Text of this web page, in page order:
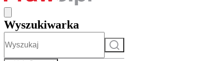
Wyszukiwarka
Szukaj